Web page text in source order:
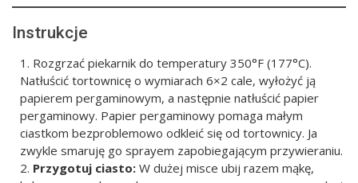
Instrukcje
Rozgrzać piekarnik do temperatury 350°F (177°C).
Natłuścić tortownicę o wymiarach 6×2 cale, wyłożyć ją
papierem pergaminowym, a następnie natłuścić papier
pergaminowy. Papier pergaminowy pomaga małym
ciastkom bezproblemowo odkleić się od tortownicy. Ja
zwykle smaruję go sprayem zapobiegającym przywieraniu.
Przygotuj ciasto: W dużej misce ubij razem mąkę,